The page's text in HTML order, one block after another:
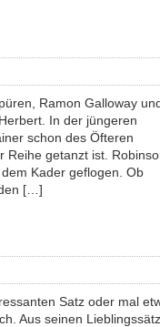
Ramon Galloway
In der jüngeren
schon des Öfteren
Reihe getanzt ist.
Kader geflogen. Ob
[…]
Satz oder mal
Aus seinen